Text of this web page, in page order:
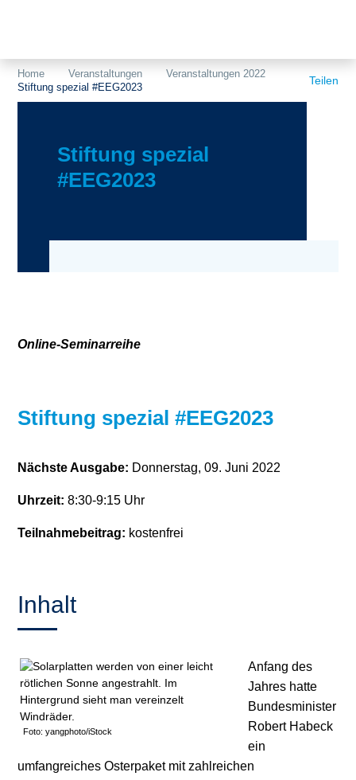
Märkte
Wärme
Über uns
Newsletter
Home Veranstaltungen
Veranstaltungen 2022
Stiftung spezial #EEG2023
Teilen
Stiftung spezial
#EEG2023
Online-Seminarreihe
Stiftung spezial #EEG2023
Nächste Ausgabe: Donnerstag, 09. Juni 2022
Uhrzeit: 8:30-9:15 Uhr
Teilnahmebeitrag: kostenfrei
Inhalt
Foto: yangphoto/iStock
Anfang des
Jahres hatte
Bundesminister
Robert Habeck
ein
umfangreiches Osterpaket mit zahlreichen